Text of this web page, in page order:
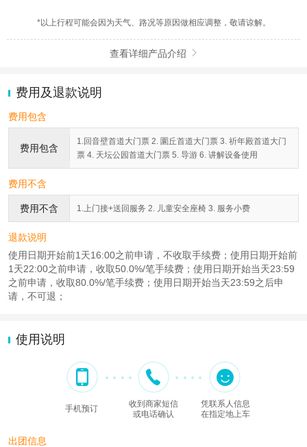
*以上行程可能会因为天气、路况等原因做相应调整，敬请谅解。
查看详细产品介绍 
费用及退款说明
费用包含
费用包含
1.回音壁首道大门票 2. 圜丘首道大门票 3. 祈年殿首道大门
票 4. 天坛公园首道大门票 5. 导游 6. 讲解设备使用
费用不含
费用不含 1.上门接+送回服务 2. 儿童安全座椅 3. 服务小费
退款说明
使用日期开始前1天16:00之前申请，不收取手续费；使用日期开始前
1天22:00之前申请，收取50.0%/笔手续费；使用日期开始当天23:59
之前申请，收取80.0%/笔手续费；使用日期开始当天23:59之后申
请，不可退；
使用说明
手机预订
收到商家短信
或电话确认
凭联系人信息
在指定地上车
出团信息